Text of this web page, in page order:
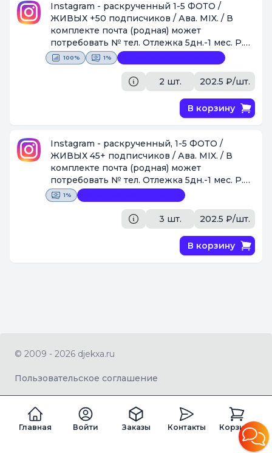
Instagram - раскрученный 1-5 ФОТО /
ЖИВЫХ +50 подписчиков / Ава. MIX. / В
комплекте почта (родная) может
потребовать № тел. Отлежка 5дн.-1 мес. P.S.
Так же по количеству подписчиков может
быть ,как + так и небольшой - .
[Поставщик #44]
100% 1%
2 шт. 202.5 ₽/шт.
В корзину
Instagram - раскрученный, 1-5 ФОТО /
ЖИВЫХ 45+ подписчиков / Ава. MIX. / В
комплекте почта (родная) может
потребовать № тел. Отлежка 5дн.-1 мес. P.S.
Так же по количеству подписчиков может
быть ,как + так и небольшой - .
[Поставщик #44]
1%
3 шт. 202.5 ₽/шт.
В корзину
Главная Войти Заказы Контакты Корзина
© 2009 - 2026 djekxa.ru
Пользовательское соглашение